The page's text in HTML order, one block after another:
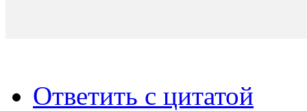
Ответить с цитатой